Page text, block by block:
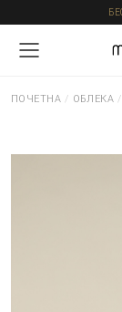
ПОЧЕТНА / ОБЛЕКА /